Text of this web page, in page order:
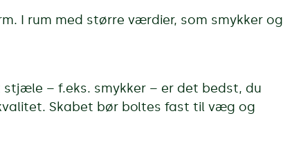
I rum med større værdier, som smykker og
– f.eks. smykker – er det bedst, du
Skabet bør boltes fast til væg og